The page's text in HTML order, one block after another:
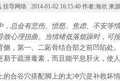
导网络 2014-01-02 16:15:40 作者:海欣 来
，总会有悲伤、愤怒、焦虑、不安等
致心理扭曲。当情绪低落烦躁时，可
侧，第一、二跖骨结合部之前凹陷处
易于疏泄毒素，而且能平息肝火，使
的合谷穴搭配脚上的太冲穴是补救坏